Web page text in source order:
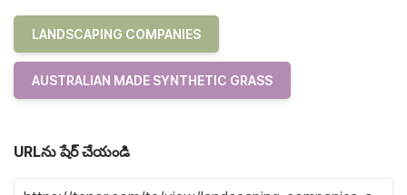
LANDSCAPING COMPANIES
AUSTRALIAN MADE SYNTHETIC GRASS
URLను షేర్ చేయండి